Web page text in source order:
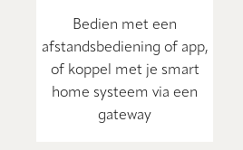
Bedien met een
afstandsbediening of app,
of koppel met je smart
home systeem via een
gateway